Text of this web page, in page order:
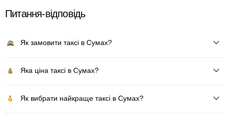
Питання-відповідь
Як замовити таксі в Сумах?
Яка ціна таксі в Сумах?
Як вибрати найкраще таксі в Сумах?